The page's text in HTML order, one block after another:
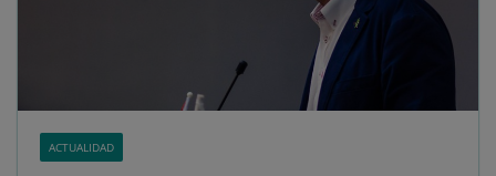
ACTUALIDAD